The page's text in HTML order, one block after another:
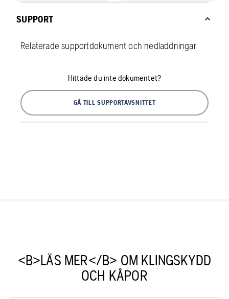
SUPPORT
Relaterade supportdokument och nedladdningar
Hittade du inte dokumentet?
GÅ TILL SUPPORTAVSNITTET
<B>LÄS MER</B> OM KLINGSKYDD
OCH KÅPOR